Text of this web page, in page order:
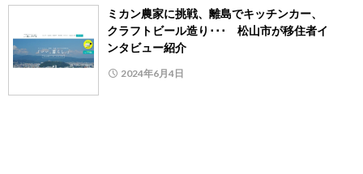
ミカン農家に挑戦、離島でキッチンカー、
クラフトビール造り･･･ 松山市が移住者イ
ンタビュー紹介
2024年6月4日